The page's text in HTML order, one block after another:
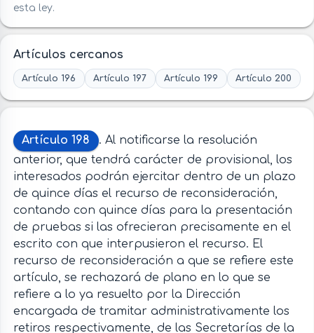
esta ley.
Artículos cercanos
Artículo 196 Artículo 197 Artículo 199 Artículo 200
Artículo 198
. Al notificarse la resolución
anterior, que tendrá carácter de provisional, los
interesados podrán ejercitar dentro de un plazo
de quince días el recurso de reconsideración,
contando con quince días para la presentación
de pruebas si las ofrecieran precisamente en el
escrito con que interpusieron el recurso. El
recurso de reconsideración a que se refiere este
artículo, se rechazará de plano en lo que se
refiere a lo ya resuelto por la Dirección
encargada de tramitar administrativamente los
retiros respectivamente, de las Secretarías de la